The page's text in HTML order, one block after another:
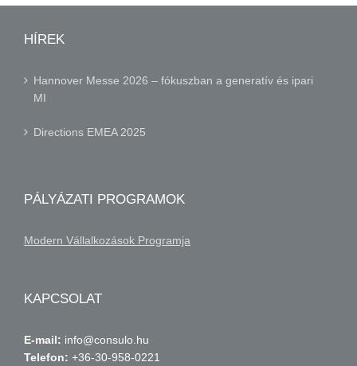
HÍREK
Hannover Messe 2026 – fókuszban a generatív és ipari
MI
Directions EMEA 2025
PÁLYÁZATI PROGRAMOK
Modern Vállalkozások Programja
KAPCSOLAT
E-mail: info@consulo.hu
Telefon: +36-30-958-0221